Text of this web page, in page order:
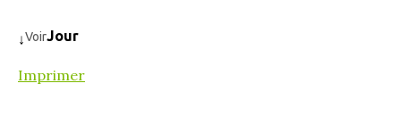
↓VoirJour
Imprimer